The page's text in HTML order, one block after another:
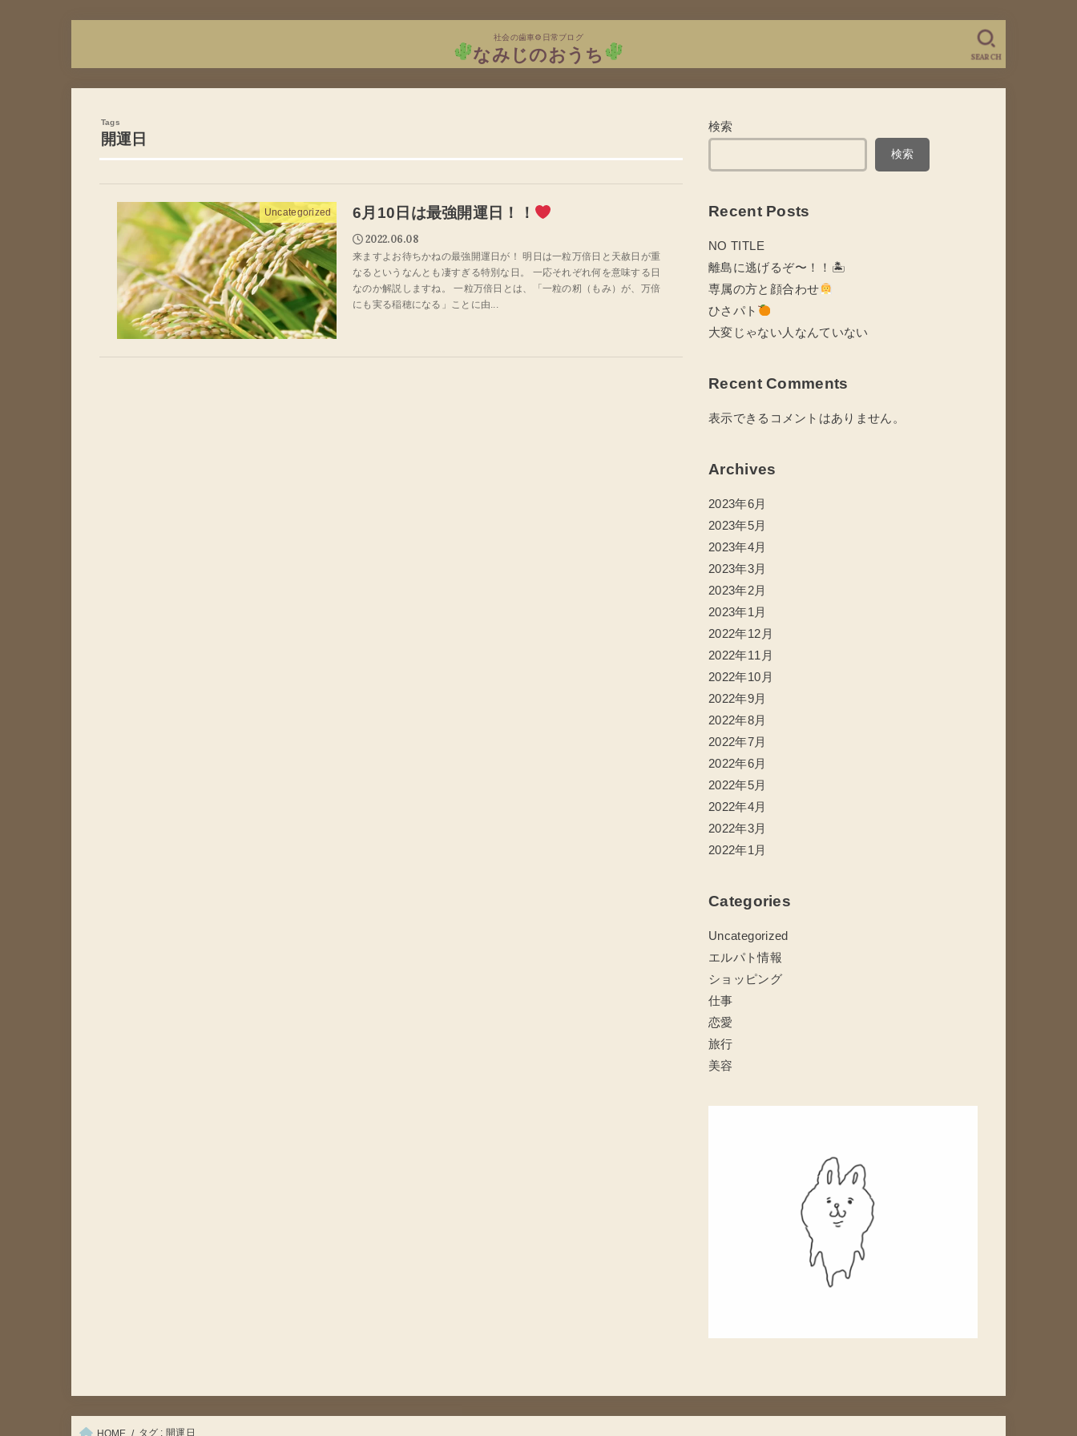
社会の歯車⚙日常ブログ
なみじのおうち SEARCH
開運日
Uncategorized 6月10日は最強開運日！！
2022.06.08
来ますよお待ちかねの最強開運日が！ 明日は一粒万倍日と天赦日が重
なるというなんとも凄すぎる特別な日。 一応それぞれ何を意味する日
なのか解説しますね。 一粒万倍日とは、「一粒の籾（もみ）が、万倍
にも実る稲穂になる」ことに由...
検索
検索
Recent Posts
NO TITLE
離島に逃げるぞ〜！！🏝
専属の方と顔合わせ
ひさパト
大変じゃない人なんていない
Recent Comments
表示できるコメントはありません。
Archives
2023年6月
2023年5月
2023年4月
2023年3月
2023年2月
2023年1月
2022年12月
2022年11月
2022年10月
2022年9月
2022年8月
2022年7月
2022年6月
2022年5月
2022年4月
2022年3月
2022年1月
Categories
Uncategorized
エルパト情報
ショッピング
仕事
恋愛
旅行
美容
HOME タグ : 開運日